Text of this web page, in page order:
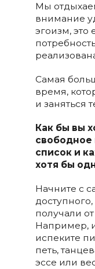
Мы
внимание
эгоизм, это
Самая
время,
и заняться
Как бы вы
свободное
список и
хотя бы
Начните с
получали
Например,
испеките
петь,
эссе или